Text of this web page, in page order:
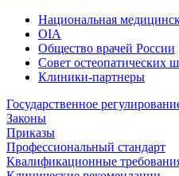
Национальная
OIA
Общество врачей России
Совет остеопатических
Клиники-партнеры
Государственное
Законы
Приказы
Профессиональный стандарт
Квалификационные